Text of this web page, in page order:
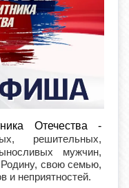
Отечества -
решительных,
мужчин,
свою семью,
и неприятностей.